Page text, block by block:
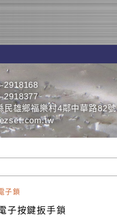
2918377
民雄鄉福樂村4鄰中華路82號
子鎖
子按鍵扳手鎖